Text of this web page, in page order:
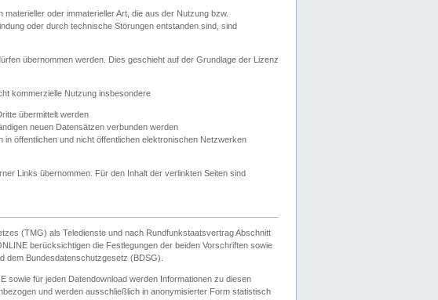
oder immaterieller Art, die aus der Nutzung bzw.
oder durch technische Störungen entstanden sind, sind
übernommen werden. Dies geschieht auf der Grundlage der Lizenz
kommerzielle Nutzung insbesondere
übermittelt werden
neuen Datensätzen verbunden werden
öffentlichen und nicht öffentlichen elektronischen Netzwerken
Links übernommen. Für den Inhalt der verlinkten Seiten sind
(TMG) als Teledienste und nach Rundfunkstaatsvertrag Abschnitt
berücksichtigen die Festlegungen der beiden Vorschriften sowie
dem Bundesdatenschutzgesetz (BDSG).
sowie für jeden Datendownload werden Informationen zu diesen
und werden ausschließlich in anonymisierter Form statistisch